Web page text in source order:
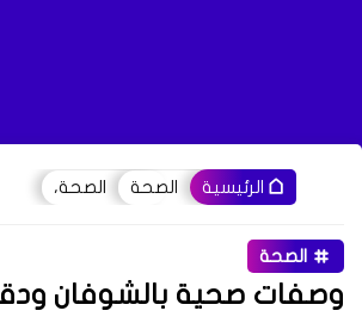
الرئيسية الصحة الصحة،
الصحة
وصفات صحية بالشوفان